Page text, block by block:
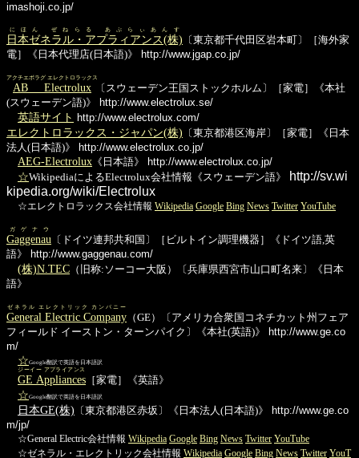
imashoji.co.jp/
日本ゼネラル・アプラィアンス(株)
にほん ぜねらる あぷらぃあんす
〔東京都千代田区岩本町〕［海外家
電］《日本代理店(日本語)》
http://www.jgap.co.jp/
AB Electrolux
アクチエボラグ エレクトロラックス
〔スウェーデン王国ストックホルム〕［家電］《本社
(スウェーデン語)》
http://www.electrolux.se/
英語サイト http://www.electrolux.com/
エレクトロラックス・ジャパン(株) 〔東京都港区海岸〕［家電］《日本
法人(日本語)》
http://www.electrolux.co.jp/
AEG-Electrolux 《日本語》 http://www.electrolux.co.jp/
☆WikipediaによるElectrolux会社情報《スウェーデン語》
http://sv.wi
kipedia.org/wiki/Electrolux
☆エレクトロラックス会社情報 Wikipedia Google Bing News Twitter YouTube
Gaggenau
ガゲナウ
〔ドイツ連邦共和国〕［ビルトイン調理機器］《ドイツ語,英
語》
http://www.gaggenau.com/
(株)N.TEC （旧称:ソーコー大阪）〔兵庫県西宮市山口町名来〕《日本
語》
General Electric Company
ゼネラル エレクトリック カンパニー
（GE）〔アメリカ合衆国コネチカット州フェア
フィールド イーストン・ターンパイク〕《本社(英語)》
http://www.ge.co
m/
☆Google翻訳で英語を日本語訳
GE Appliances
ジーイー アプライアンス
［家電］《英語》
☆Google翻訳で英語を日本語訳
日本GE(株) 〔東京都港区赤坂〕《日本法人(日本語)》
http://www.ge.co
m/jp/
☆General Electric会社情報 Wikipedia Google Bing News Twitter YouTube
☆ゼネラル・エレクトリック会社情報 Wikipedia Google Bing News Twitter YouT